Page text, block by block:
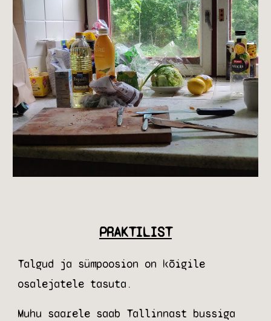
PRAKTILIST
Talgud ja sümpoosion on kõigile
osalejatele tasuta.
Muhu saarele saab Tallinnast bussiga